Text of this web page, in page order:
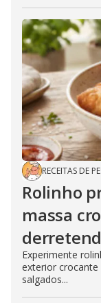
RECEITAS DE
Rolinho
massa
Experimente
exterior crocante
salgados...